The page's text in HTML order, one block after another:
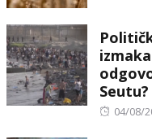
Seutu?
Posted
04/08/